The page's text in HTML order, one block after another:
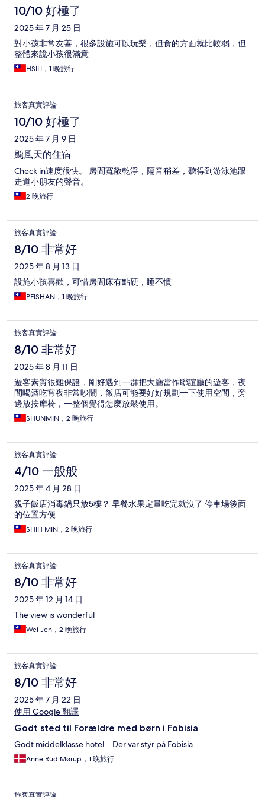
10/10 好極了
2025 年 7 月 25 日
對小孩非常友善，很多設施可以玩樂，但食的方面就比較弱，但
整體來說小孩很滿意
HSILI，1 晚旅行
旅客真實評論
10/10 好極了
2025 年 7 月 9 日
颱風天的住宿
Check in速度很快。 房間寬敞乾淨，隔音稍差，聽得到游泳池跟
走道小朋友的聲音。
2 晚旅行
旅客真實評論
8/10 非常好
2025 年 8 月 13 日
設施小孩喜歡，可惜房間床有點硬，睡不慣
PEISHAN，1 晚旅行
旅客真實評論
8/10 非常好
2025 年 8 月 11 日
遊客素質很難保證，剛好遇到一群把大廳當作聯誼廳的遊客，夜
間喝酒吃宵夜非常吵鬧，飯店可能要好好規劃一下使用空間，旁
邊放按摩椅，一整個覺得怎麼放鬆使用。
SHUNMIN，2 晚旅行
旅客真實評論
4/10 一般般
2025 年 4 月 28 日
親子飯店消毒鍋只放5樓？ 早餐水果定量吃完就沒了 停車場後面
的位置方便
SHIH MIN，2 晚旅行
旅客真實評論
8/10 非常好
2025 年 12 月 14 日
The view is wonderful
Wei Jen，2 晚旅行
旅客真實評論
8/10 非常好
2025 年 7 月 22 日
使用 Google 翻譯
Godt sted til Forældre med børn i Fobisia
Godt middelklasse hotel. . Der var styr på Fobisia
Anne Rud Mørup，1 晚旅行